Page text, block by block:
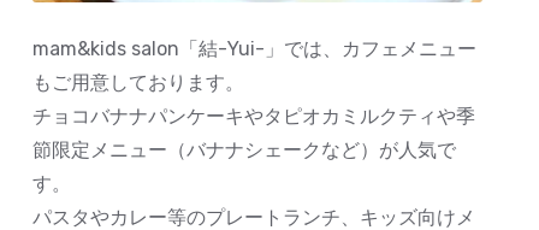
mam&kids salon「結-Yui-」では、カフェメニュー
もご用意しております。
チョコバナナパンケーキやタピオカミルクティや季
節限定メニュー（バナナシェークなど）が人気で
す。
パスタやカレー等のプレートランチ、キッズ向けメ